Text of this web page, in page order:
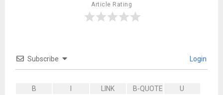
Article Rating
Subscribe Login